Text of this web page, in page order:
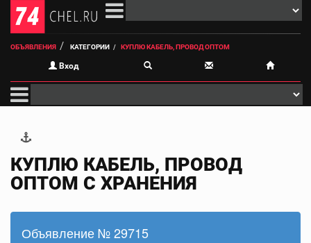
ОБЪЯВЛЕНИЯ КАТЕГОРИИ КУПЛЮ КАБЕЛЬ, ПРОВОД ОПТОМ
Вход
КУПЛЮ КАБЕЛЬ, ПРОВОД
ОПТОМ С ХРАНЕНИЯ
Объявление № 29715